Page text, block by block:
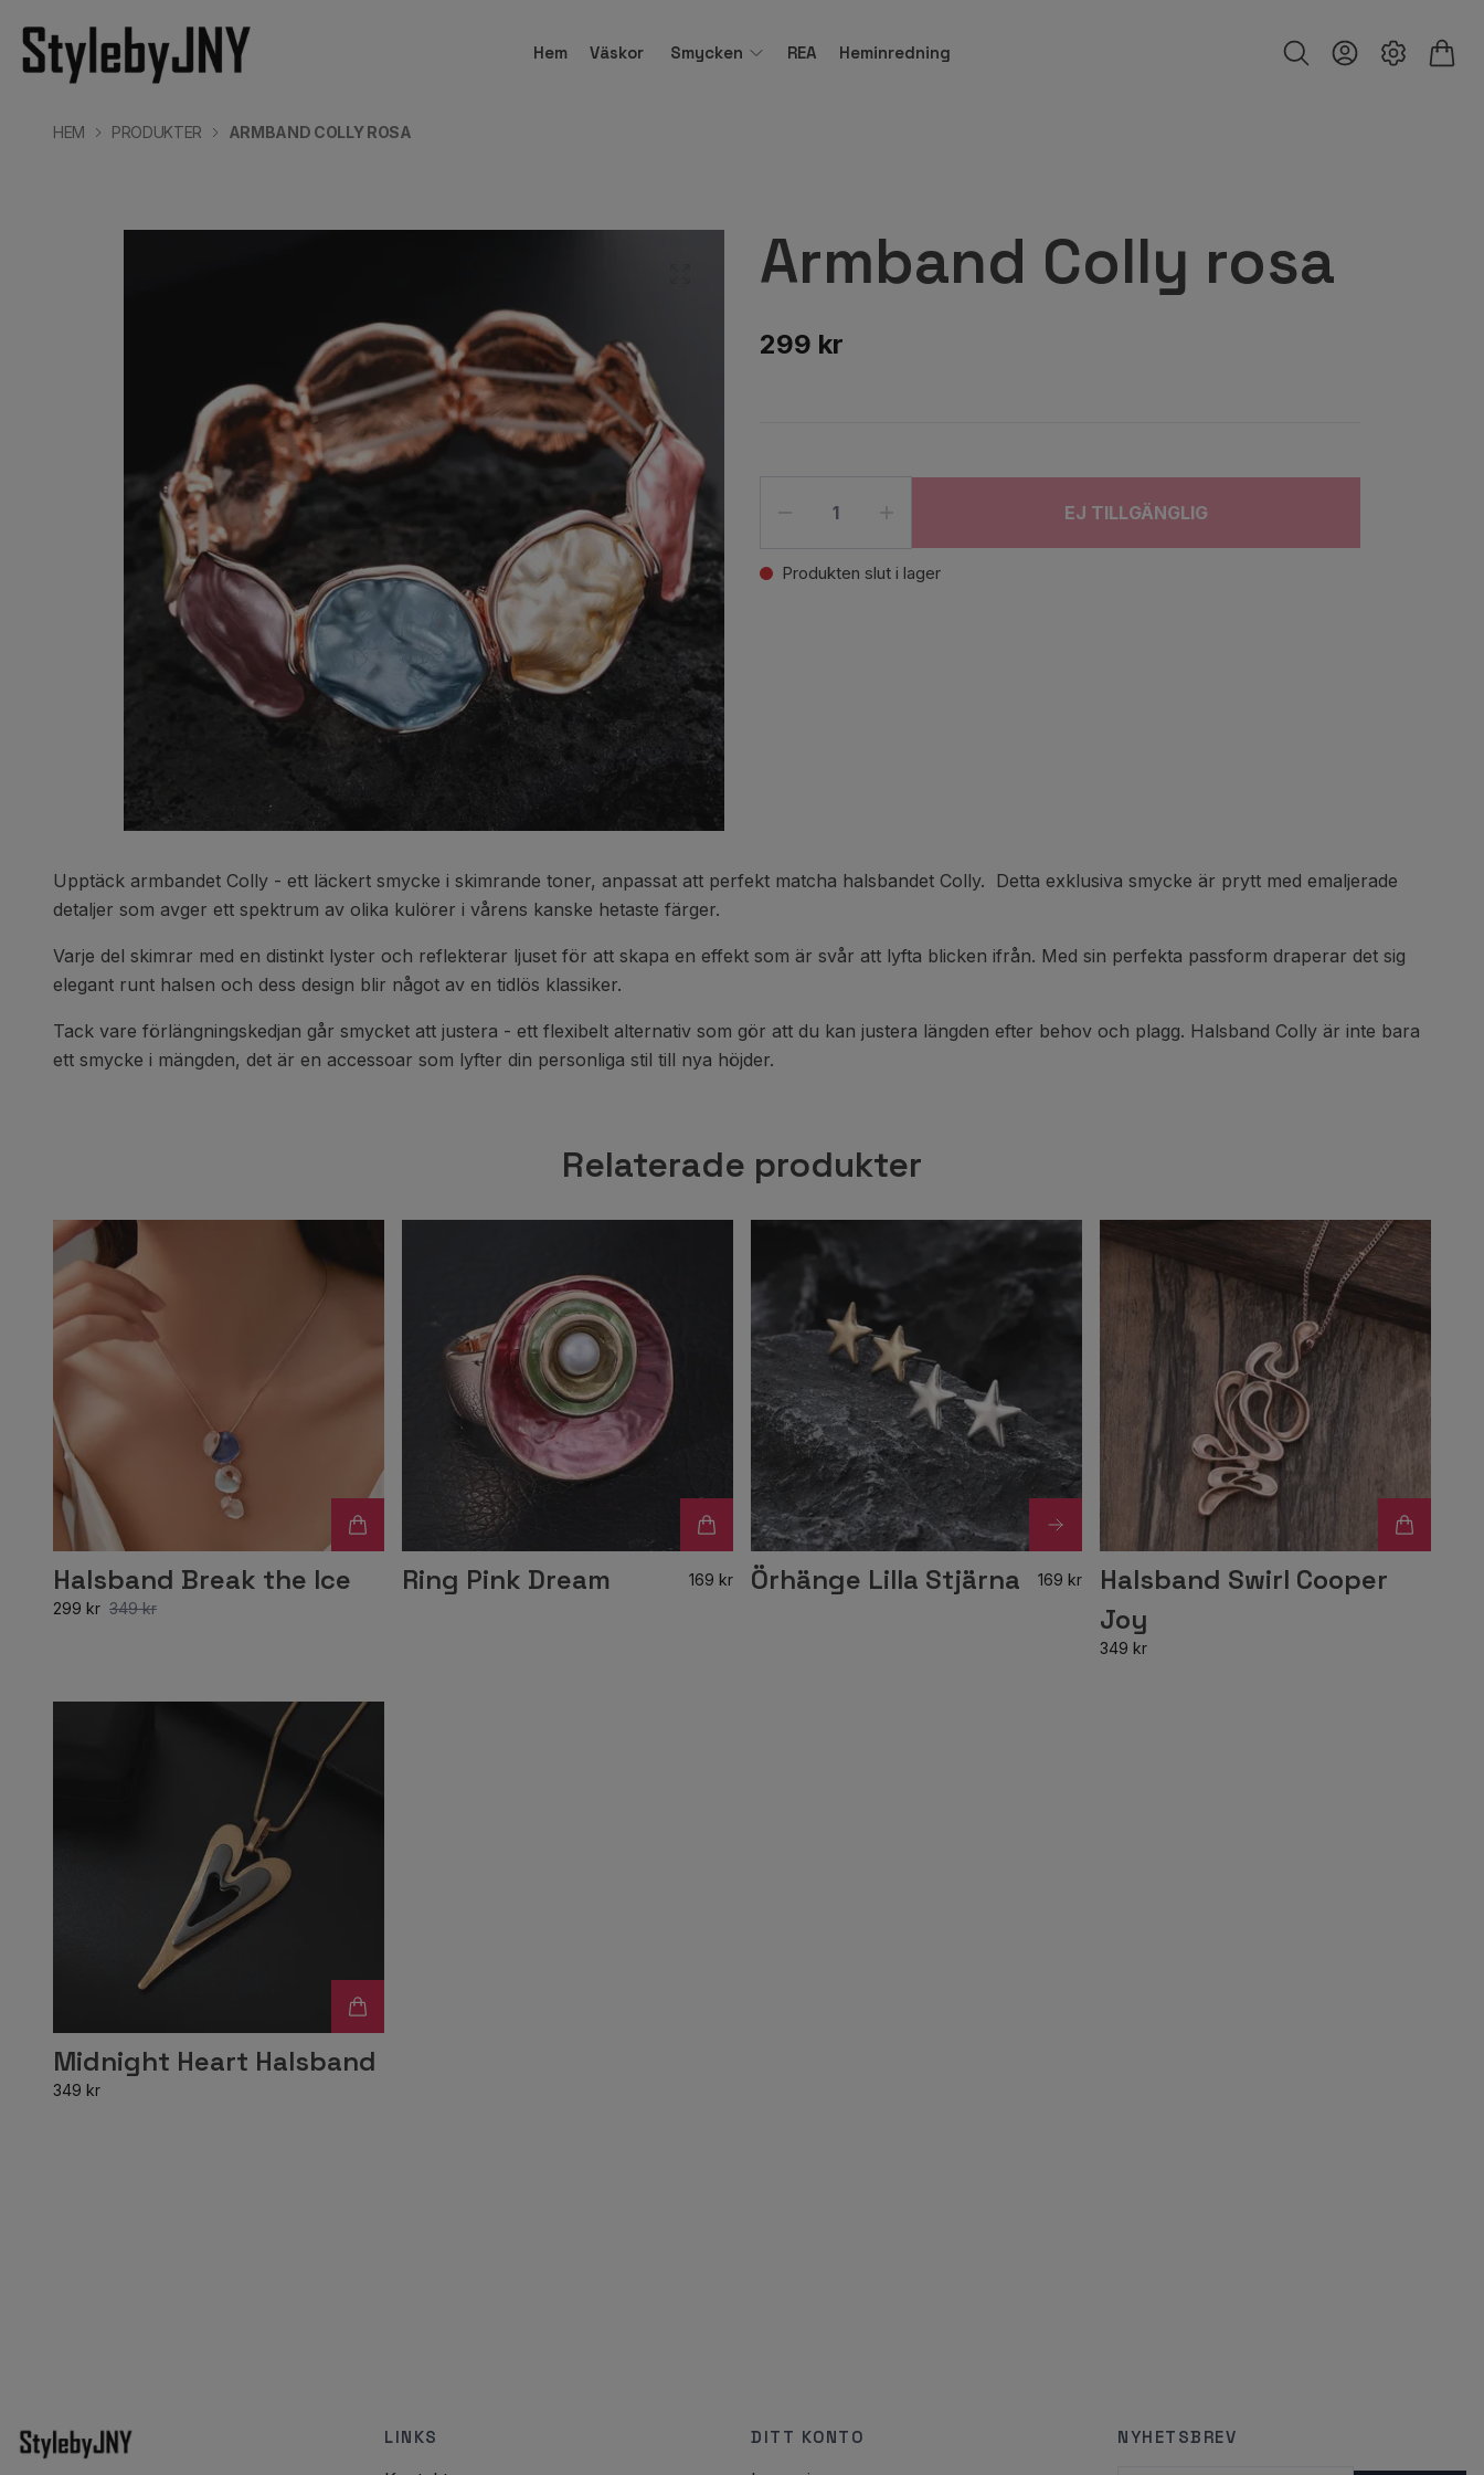
Hem Väskor Smycken REA Heminredning
HEM PRODUKTER ARMBAND COLLY ROSA
Armband Colly rosa
299 kr
EJ TILLGÄNGLIG
Produkten slut i lager
Upptäck armbandet Colly - ett läckert smycke i skimrande toner, anpassat att perfekt matcha halsbandet Colly. Detta exklusiva smycke är prytt med emaljerade
detaljer som avger ett spektrum av olika kulörer i vårens kanske hetaste färger.
Varje del skimrar med en distinkt lyster och reflekterar ljuset för att skapa en effekt som är svår att lyfta blicken ifrån. Med sin perfekta passform draperar det sig
elegant runt halsen och dess design blir något av en tidlös klassiker.
Tack vare förlängningskedjan går smycket att justera - ett flexibelt alternativ som gör att du kan justera längden efter behov och plagg. Halsband Colly är inte bara
ett smycke i mängden, det är en accessoar som lyfter din personliga stil till nya höjder.
Relaterade produkter
Halsband Break the Ice
299 kr 349 kr
Ring Pink Dream 169 kr Örhänge Lilla Stjärna 169 kr
Halsband Swirl Cooper
Joy
349 kr
Midnight Heart Halsband
349 kr
LINKS DITT KONTO NYHETSBREV